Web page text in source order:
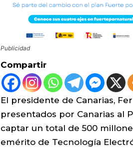
Publicidad
Compartir
El presidente de Canarias,
presentados por Canarias al
captar un total de 500
emérito de Tecnología